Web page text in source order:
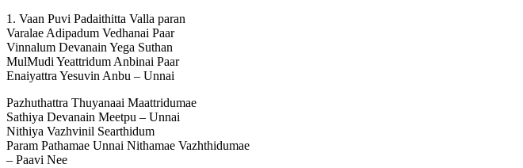
1. Vaan Puvi Padaithitta Valla paran
Varalae Adipadum Vedhanai Paar
Vinnalum Devanain Yega Suthan
MulMudi Yeattridum Anbinai Paar
Enaiyattra Yesuvin Anbu – Unnai
Pazhuthattra Thuyanaai Maattridumae
Sathiya Devanain Meetpu – Unnai
Nithiya Vazhvinil Searthidum
Param Pathamae Unnai Nithamae Vazhthidumae
– Paavi Nee